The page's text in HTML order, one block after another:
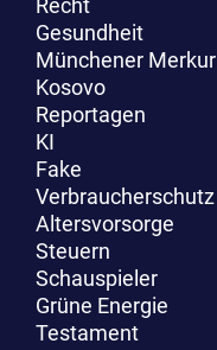
Recht
Gesundheit
Münchener Merkur
Kosovo
Reportagen
KI
Fake
Verbraucherschutz
Altersvorsorge
Steuern
Schauspieler
Grüne Energie
Testament